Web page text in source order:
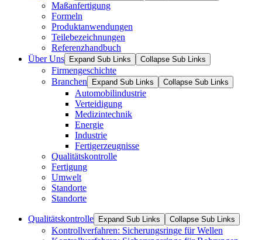
Maßanfertigung
Formeln
Produktanwendungen
Teilebezeichnungen
Referenzhandbuch
Über Uns
Expand Sub Links Collapse Sub Links
Firmengeschichte
Branchen
Expand Sub Links Collapse Sub Links
Automobilindustrie
Verteidigung
Medizintechnik
Energie
Industrie
Fertigerzeugnisse
Qualitätskontrolle
Fertigung
Umwelt
Standorte
Standorte
Qualitätskontrolle Expand Sub Links Collapse Sub Links
Kontrollverfahren: Sicherungsringe für Wellen